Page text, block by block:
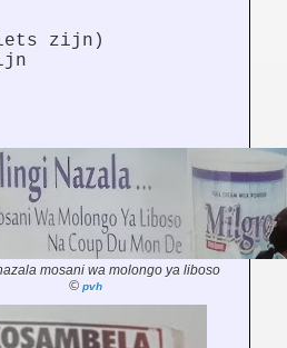
zijn)
mosani wa molongo ya liboso
© pvh